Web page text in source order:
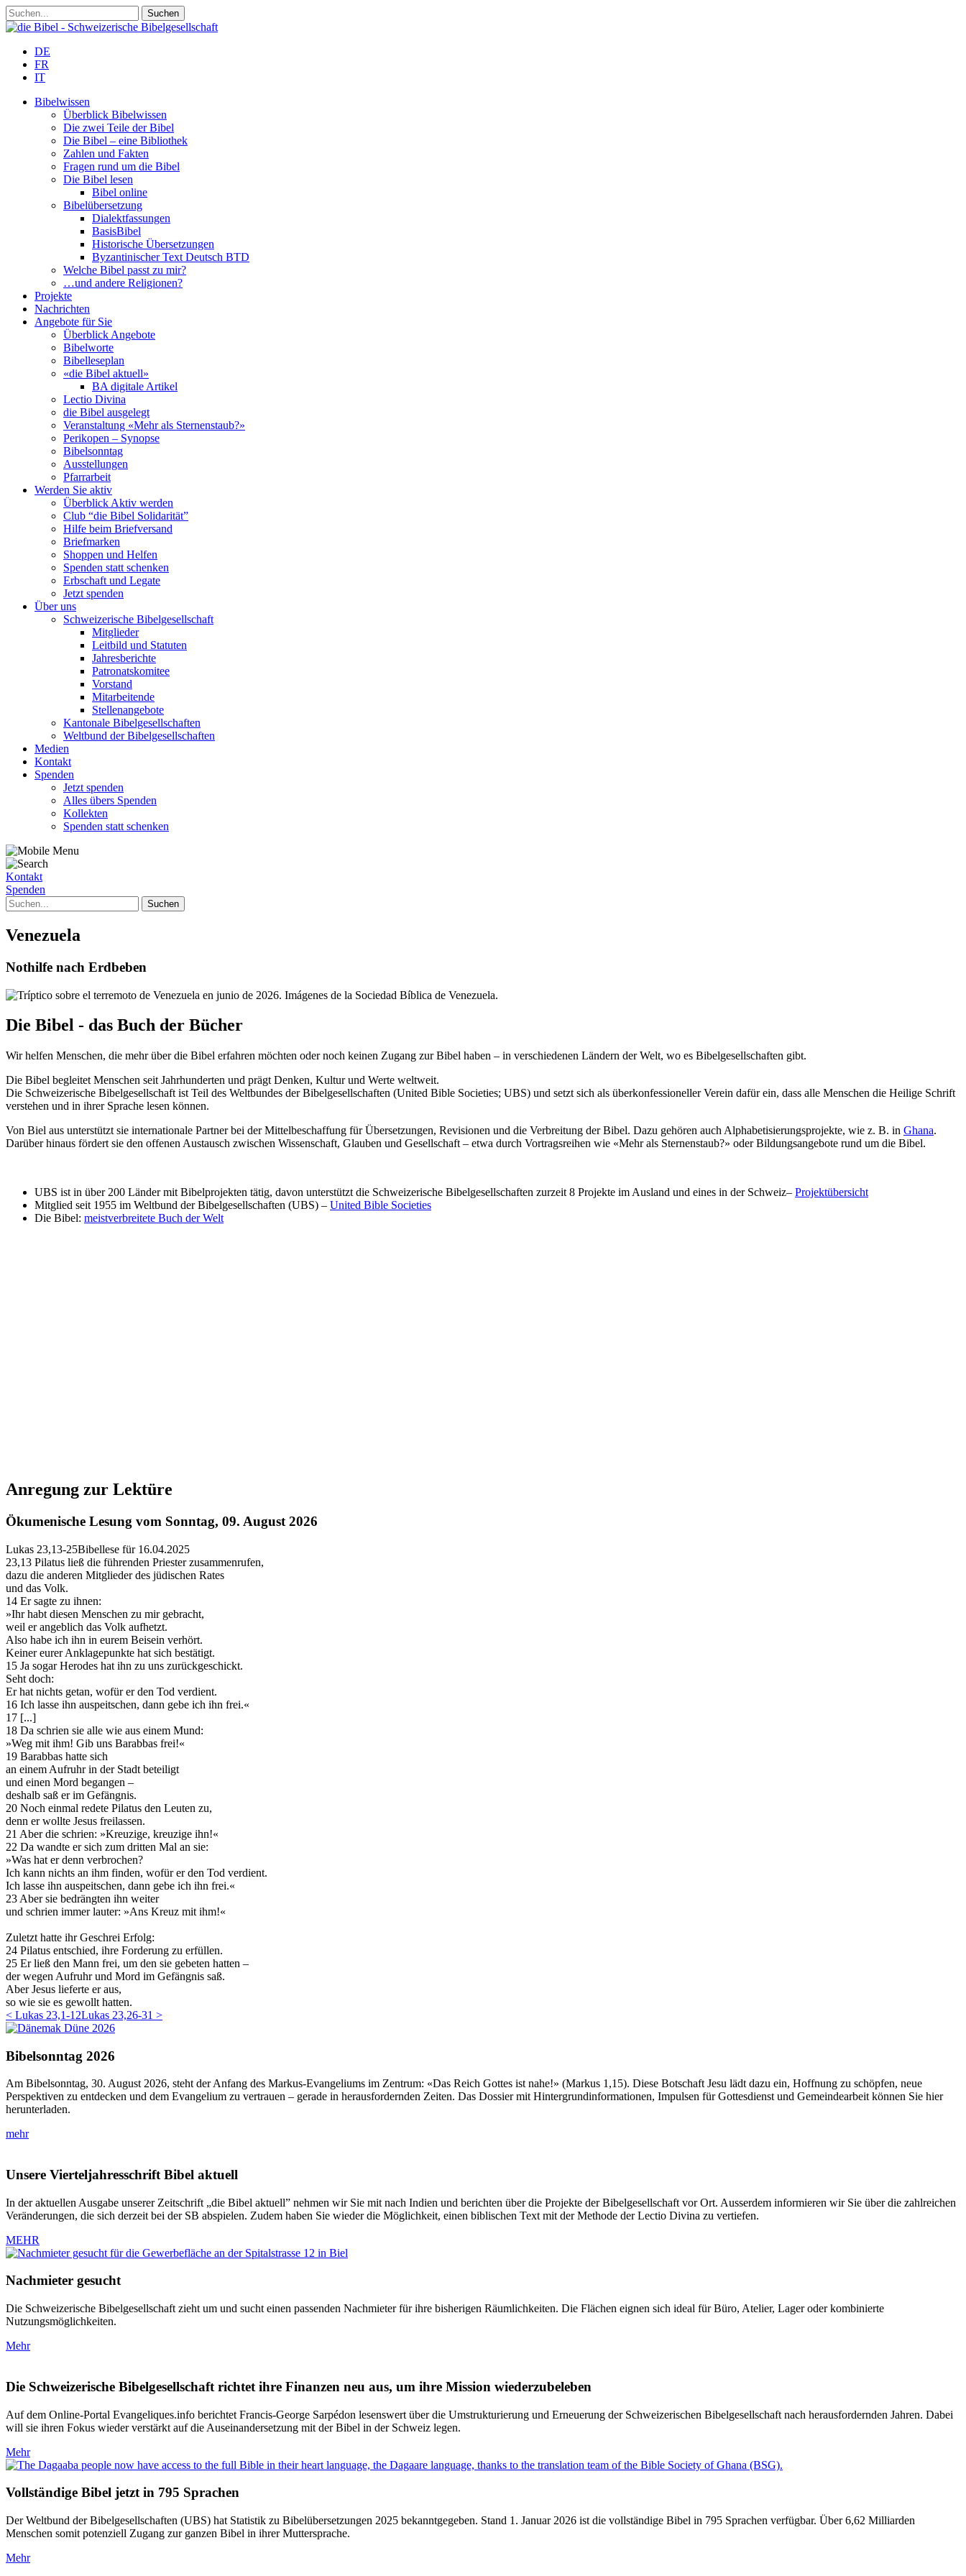
DE
FR
IT
Bibelwissen
Überblick Bibelwissen
Die zwei Teile der Bibel
Die Bibel – eine Bibliothek
Zahlen und Fakten
Fragen rund um die Bibel
Die Bibel lesen
Bibel online
Bibelübersetzung
Dialektfassungen
BasisBibel
Historische Übersetzungen
Byzantinischer Text Deutsch BTD
Welche Bibel passt zu mir?
…und andere Religionen?
Projekte
Nachrichten
Angebote für Sie
Überblick Angebote
Bibelworte
Bibelleseplan
«die Bibel aktuell»
BA digitale Artikel
Lectio Divina
die Bibel ausgelegt
Veranstaltung «Mehr als Sternenstaub?»
Perikopen – Synopse
Bibelsonntag
Ausstellungen
Pfarrarbeit
Werden Sie aktiv
Überblick Aktiv werden
Club “die Bibel Solidarität”
Hilfe beim Briefversand
Briefmarken
Shoppen und Helfen
Spenden statt schenken
Erbschaft und Legate
Jetzt spenden
Über uns
Schweizerische Bibelgesellschaft
Mitglieder
Leitbild und Statuten
Jahresberichte
Patronatskomitee
Vorstand
Mitarbeitende
Stellenangebote
Kantonale Bibelgesellschaften
Weltbund der Bibelgesellschaften
Medien
Kontakt
Spenden
Jetzt spenden
Alles übers Spenden
Kollekten
Spenden statt schenken
Kontakt
Spenden
Venezuela
Nothilfe nach Erdbeben
Die Bibel - das Buch der Bücher
Wir helfen Menschen, die mehr über die Bibel erfahren möchten oder noch keinen Zugang zur Bibel haben – in verschiedenen Ländern der Welt, wo es Bibelgesellschaften gibt.
Die Bibel begleitet Menschen seit Jahrhunderten und prägt Denken, Kultur und Werte weltweit.
Die Schweizerische Bibelgesellschaft ist Teil des Weltbundes der Bibelgesellschaften (United Bible Societies; UBS) und setzt sich als überkonfessioneller Verein dafür ein, dass alle Menschen die Heilige Schrift
verstehen und in ihrer Sprache lesen können.
Von Biel aus unterstützt sie internationale Partner bei der Mittelbeschaffung für Übersetzungen, Revisionen und die Verbreitung der Bibel. Dazu gehören auch Alphabetisierungsprojekte, wie z. B. in Ghana.
Darüber hinaus fördert sie den offenen Austausch zwischen Wissenschaft, Glauben und Gesellschaft – etwa durch Vortragsreihen wie «Mehr als Sternenstaub?» oder Bildungsangebote rund um die Bibel.
UBS ist in über 200 Länder mit Bibelprojekten tätig, davon unterstützt die Schweizerische Bibelgesellschaften zurzeit 8 Projekte im Ausland und eines in der Schweiz– Projektübersicht
Mitglied seit 1955 im Weltbund der Bibelgesellschaften (UBS) – United Bible Societies
Die Bibel: meistverbreitete Buch der Welt
Anregung zur Lektüre
Ökumenische Lesung vom Sonntag, 09. August 2026
Lukas 23,13-25Bibellese für 16.04.2025
23,13 Pilatus ließ die führenden Priester zusammenrufen,
dazu die anderen Mitglieder des jüdischen Rates
und das Volk.
14 Er sagte zu ihnen:
»Ihr habt diesen Menschen zu mir gebracht,
weil er angeblich das Volk aufhetzt.
Also habe ich ihn in eurem Beisein verhört.
Keiner eurer Anklagepunkte hat sich bestätigt.
15 Ja sogar Herodes hat ihn zu uns zurückgeschickt.
Seht doch:
Er hat nichts getan, wofür er den Tod verdient.
16 Ich lasse ihn auspeitschen, dann gebe ich ihn frei.«
17 [...]
18 Da schrien sie alle wie aus einem Mund:
»Weg mit ihm! Gib uns Barabbas frei!«
19 Barabbas hatte sich
an einem Aufruhr in der Stadt beteiligt
und einen Mord begangen –
deshalb saß er im Gefängnis.
20 Noch einmal redete Pilatus den Leuten zu,
denn er wollte Jesus freilassen.
21 Aber die schrien: »Kreuzige, kreuzige ihn!«
22 Da wandte er sich zum dritten Mal an sie:
»Was hat er denn verbrochen?
Ich kann nichts an ihm finden, wofür er den Tod verdient.
Ich lasse ihn auspeitschen, dann gebe ich ihn frei.«
23 Aber sie bedrängten ihn weiter
und schrien immer lauter: »Ans Kreuz mit ihm!«
Zuletzt hatte ihr Geschrei Erfolg:
24 Pilatus entschied, ihre Forderung zu erfüllen.
25 Er ließ den Mann frei, um den sie gebeten hatten –
der wegen Aufruhr und Mord im Gefängnis saß.
Aber Jesus lieferte er aus,
so wie sie es gewollt hatten.
< Lukas 23,1-12Lukas 23,26-31 >
Bibelsonntag 2026
Am Bibelsonntag, 30. August 2026, steht der Anfang des Markus-Evangeliums im Zentrum: «Das Reich Gottes ist nahe!» (Markus 1,15). Diese Botschaft Jesu lädt dazu ein, Hoffnung zu schöpfen, neue
Perspektiven zu entdecken und dem Evangelium zu vertrauen – gerade in herausfordernden Zeiten. Das Dossier mit Hintergrundinformationen, Impulsen für Gottesdienst und Gemeindearbeit können Sie hier
herunterladen.
mehr
Unsere Vierteljahresschrift Bibel aktuell
In der aktuellen Ausgabe unserer Zeitschrift „die Bibel aktuell” nehmen wir Sie mit nach Indien und berichten über die Projekte der Bibelgesellschaft vor Ort. Ausserdem informieren wir Sie über die zahlreichen
Veränderungen, die sich derzeit bei der SB abspielen. Zudem haben Sie wieder die Möglichkeit, einen biblischen Text mit der Methode der Lectio Divina zu vertiefen.
MEHR
Nachmieter gesucht
Die Schweizerische Bibelgesellschaft zieht um und sucht einen passenden Nachmieter für ihre bisherigen Räumlichkeiten. Die Flächen eignen sich ideal für Büro, Atelier, Lager oder kombinierte
Nutzungsmöglichkeiten.
Mehr
Die Schweizerische Bibelgesellschaft richtet ihre Finanzen neu aus, um ihre Mission wiederzubeleben
Auf dem Online-Portal Evangeliques.info berichtet Francis-George Sarpédon lesenswert über die Umstrukturierung und Erneuerung der Schweizerischen Bibelgesellschaft nach herausfordernden Jahren. Dabei
will sie ihren Fokus wieder verstärkt auf die Auseinandersetzung mit der Bibel in der Schweiz legen.
Mehr
Vollständige Bibel jetzt in 795 Sprachen
Der Weltbund der Bibelgesellschaften (UBS) hat Statistik zu Bibelübersetzungen 2025 bekanntgegeben. Stand 1. Januar 2026 ist die vollständige Bibel in 795 Sprachen verfügbar. Über 6,62 Milliarden
Menschen somit potenziell Zugang zur ganzen Bibel in ihrer Muttersprache.
Mehr